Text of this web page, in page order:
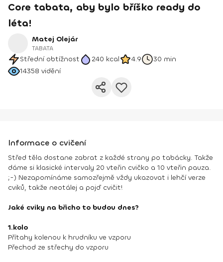
Core tabata, aby bylo bříško ready do
léta!
Matej Olejár
TABATA
Střední obtížnost 240 kcal 4.9
30 min
14358 vidění
Informace o cvičení
Střed těla dostane zabrat z každé strany po tabácky. Takže
dáme si klasické intervaly 20 vteřin cvičko a 10 vteřin pauza.
;-) Nezapomínáme samozřejmě vždy ukazovat i lehčí verze
cviků, takže neotálej a pojď cvičit!
Jaké cviky na břicho to budou dnes?
1.kolo
Přítahy kolenou k hrudníku ve vzporu
Přechod ze střechy do vzporu